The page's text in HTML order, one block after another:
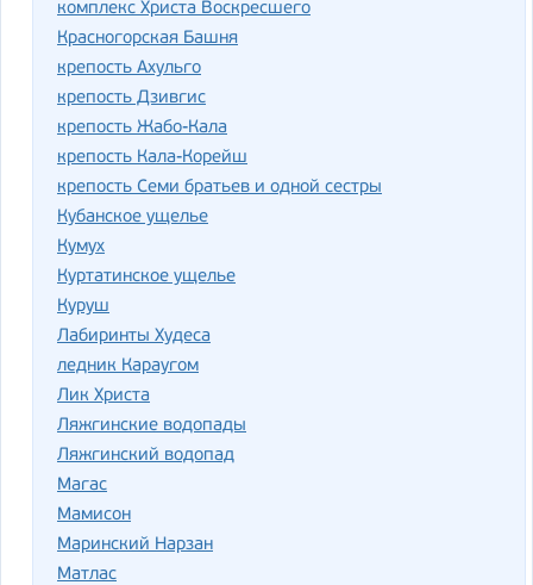
комплекс Христа Воскресшего
Красногорская Башня
крепость Ахульго
крепость Дзивгис
крепость Жабо-Кала
крепость Кала-Корейш
крепость Семи братьев и одной сестры
Кубанское ущелье
Кумух
Куртатинское ущелье
Куруш
Лабиринты Худеса
ледник Караугом
Лик Христа
Ляжгинские водопады
Ляжгинский водопад
Магас
Мамисон
Маринский Нарзан
Матлас